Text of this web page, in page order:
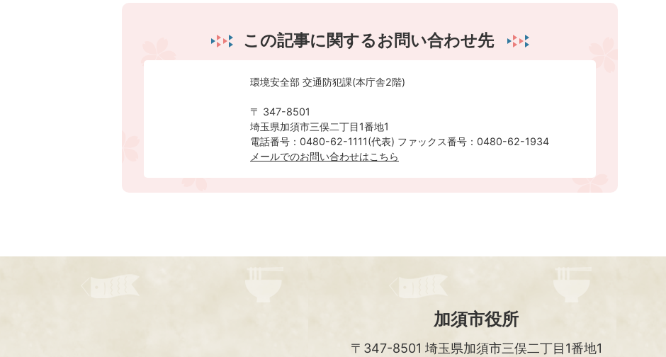
この記事に関するお問い合わせ先
環境安全部 交通防犯課(本庁舎2階)
〒 347-8501
埼玉県加須市三俣二丁目1番地1
電話番号：0480-62-1111(代表) ファックス番号：0480-62-1934
メールでのお問い合わせはこちら
加須市役所
〒347-8501 埼玉県加須市三俣二丁目1番地1